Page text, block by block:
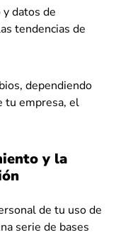
datos de
tendencias de
dependiendo
tu empresa, el
y la
de tu uso de
serie de bases